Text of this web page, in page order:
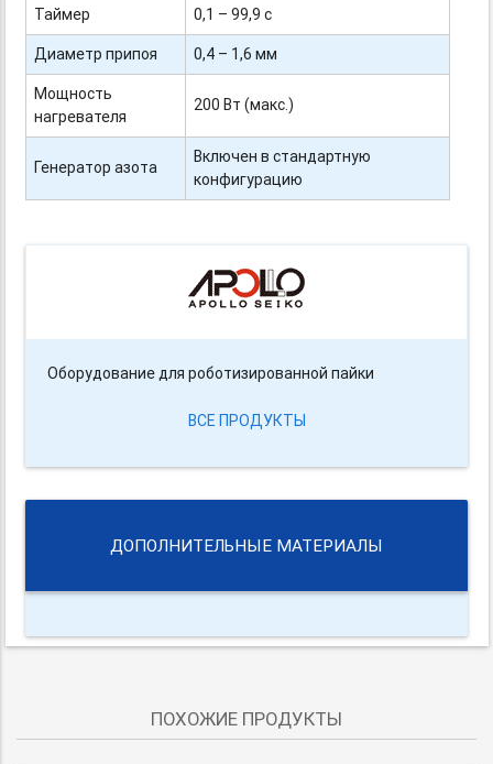
Таймер
0,1 – 99,9 с
Диаметр припоя
0,4 – 1,6 мм
Мощность
нагревателя
200 Вт (макс.)
Генератор азота
Включен в стандартную
конфигурацию
Оборудование для роботизированной пайки
ВСЕ ПРОДУКТЫ
ДОПОЛНИТЕЛЬНЫЕ МАТЕРИАЛЫ
ПОХОЖИЕ ПРОДУКТЫ